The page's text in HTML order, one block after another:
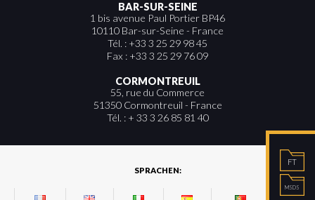
FT
MSDS
BAR-SUR-SEINE
1 bis avenue Paul Portier BP46
10110 Bar-sur-Seine - France
Tél. : +33 3 25 29 98 45
Fax : +33 3 25 29 76 09
CORMONTREUIL
55, rue du Commerce
51350 Cormontreuil - France
Tél. : + 33 3 26 85 81 40
SPRACHEN: